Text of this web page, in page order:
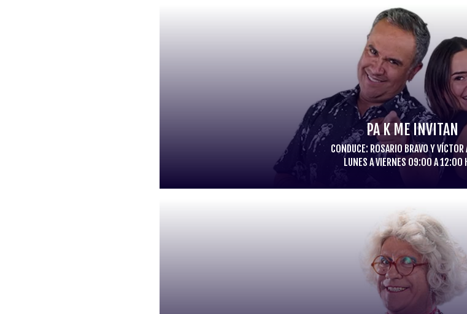
PA K ME INVITAN
CONDUCE: ROSARIO BRAVO Y VÍCTOR
LUNES A VIERNES 09:00 A 12:00